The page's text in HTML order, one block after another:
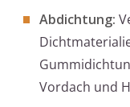
Abdichtung:
Vordach und